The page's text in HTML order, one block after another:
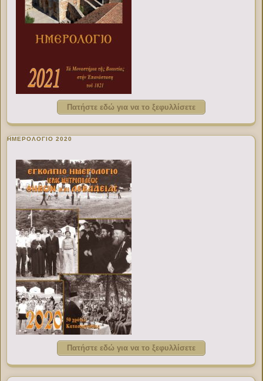
Πατήστε εδώ για να το ξεφυλλίσετε
ΗΜΕΡΟΛΟΓΙΟ 2020
Πατήστε εδώ για να το ξεφυλλίσετε